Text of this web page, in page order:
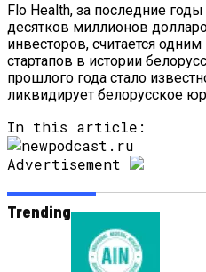
Flo Health, за последние
десятков миллионов
инвесторов, считается
стартапов в истории
прошлого года стало
ликвидирует белорусское
In this article:
Advertisement
Trending